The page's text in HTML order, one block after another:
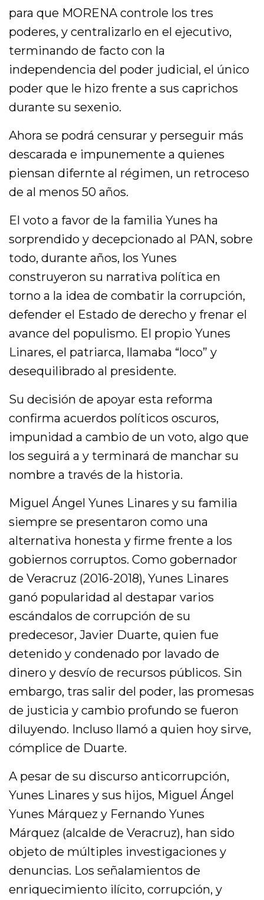
para que MORENA controle los tres
poderes, y centralizarlo en el ejecutivo,
terminando de facto con la
independencia del poder judicial, el único
poder que le hizo frente a sus caprichos
durante su sexenio.
Ahora se podrá censurar y perseguir más
descarada e impunemente a quienes
piensan difernte al régimen, un retroceso
de al menos 50 años.
El voto a favor de la familia Yunes ha
sorprendido y decepcionado al PAN, sobre
todo, durante años, los Yunes
construyeron su narrativa política en
torno a la idea de combatir la corrupción,
defender el Estado de derecho y frenar el
avance del populismo. El propio Yunes
Linares, el patriarca, llamaba “loco” y
desequilibrado al presidente.
Su decisión de apoyar esta reforma
confirma acuerdos políticos oscuros,
impunidad a cambio de un voto, algo que
los seguirá a y terminará de manchar su
nombre a través de la historia.
Miguel Ángel Yunes Linares y su familia
siempre se presentaron como una
alternativa honesta y firme frente a los
gobiernos corruptos. Como gobernador
de Veracruz (2016-2018), Yunes Linares
ganó popularidad al destapar varios
escándalos de corrupción de su
predecesor, Javier Duarte, quien fue
detenido y condenado por lavado de
dinero y desvío de recursos públicos. Sin
embargo, tras salir del poder, las promesas
de justicia y cambio profundo se fueron
diluyendo. Incluso llamó a quien hoy sirve,
cómplice de Duarte.
A pesar de su discurso anticorrupción,
Yunes Linares y sus hijos, Miguel Ángel
Yunes Márquez y Fernando Yunes
Márquez (alcalde de Veracruz), han sido
objeto de múltiples investigaciones y
denuncias. Los señalamientos de
enriquecimiento ilícito, corrupción, y